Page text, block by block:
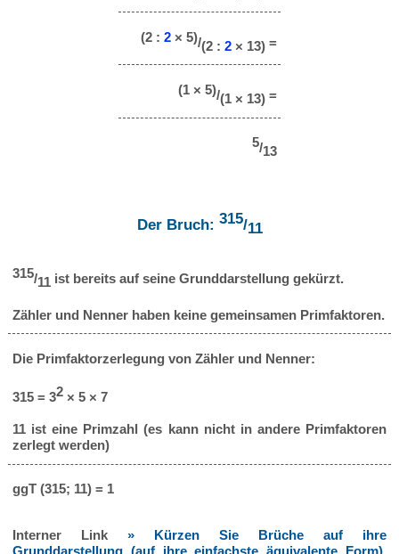
(2 : 2× 5)/(2 : 2× 13)=
(1 × 5)/(1 × 13)=
5/13
Der Bruch: 315/11
315/11 ist bereits auf seine Grunddarstellung gekürzt.
Zähler und Nenner haben keine gemeinsamen Primfaktoren.
Die Primfaktorzerlegung von Zähler und Nenner:
315 = 32× 5 × 7
11 ist eine Primzahl (es kann nicht in andere Primfaktoren
zerlegt werden)
ggT (315; 11) = 1
Interner Link » Kürzen Sie Brüche auf ihre
Grunddarstellung (auf ihre einfachste äquivalente Form),